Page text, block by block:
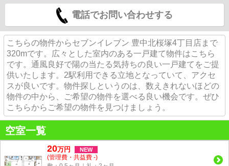
電話でお問い合わせする
こちらの物件からセブンイレブン 豊中北桜塚4丁目店まで
320mです。広々とした室内のある一戸建て物件はこちら
です。通風良好で陽の当たる気持ちの良い一戸建てをご提
供いたします。2駅利用できる立地となっていて、アクセ
スが良いです。物件探しというのは、数えきれないほどの
物件の中から、ご希望の物件を選べる良い機会です。ぜひ
こちらからご希望の物件を見つけましょう。
空室一覧
20万円 NEW
(管理費・共益費 -)